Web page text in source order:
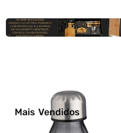
Mais Vendidos